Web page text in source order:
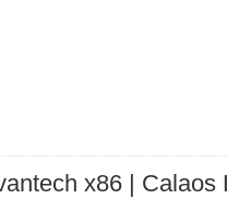
x86 |